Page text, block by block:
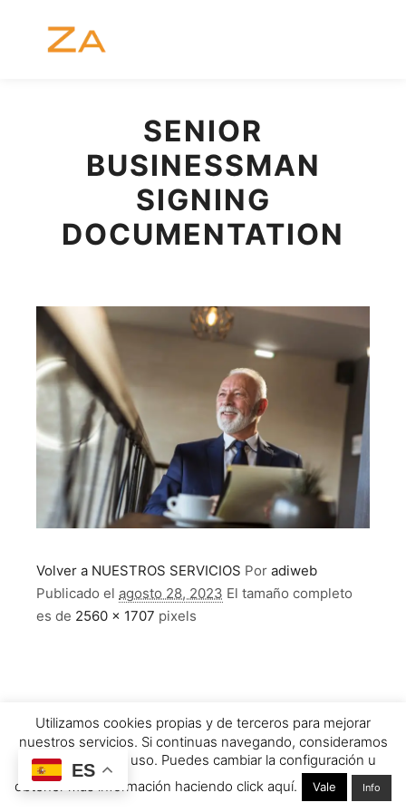
SENIOR
BUSINESSMAN
SIGNING
DOCUMENTATION
Volver a NUESTROS SERVICIOS Por adiweb
Publicado el agosto 28, 2023 El tamaño completo
es de 2560 × 1707 pixels
Utilizamos cookies propias y de terceros para mejorar
nuestros servicios. Si continuas navegando, consideramos
que aceptas su uso. Puedes cambiar la configuración u
obtener más información haciendo click aquí.
Vale Info
ES